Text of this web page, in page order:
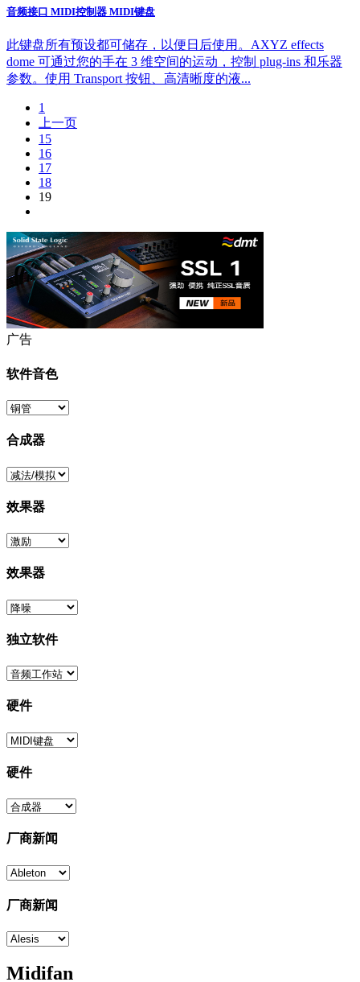
音频接口 MIDI控制器 MIDI键盘
此键盘所有预设都可储存，以便日后使用。AXYZ effects
dome 可通过您的手在 3 维空间的运动，控制 plug-ins 和乐器
参数。使用 Transport 按钮、高清晰度的液...
1
上一页
15
16
17
18
19
广告
软件音色
合成器
效果器
效果器
独立软件
硬件
硬件
厂商新闻
厂商新闻
Midifan